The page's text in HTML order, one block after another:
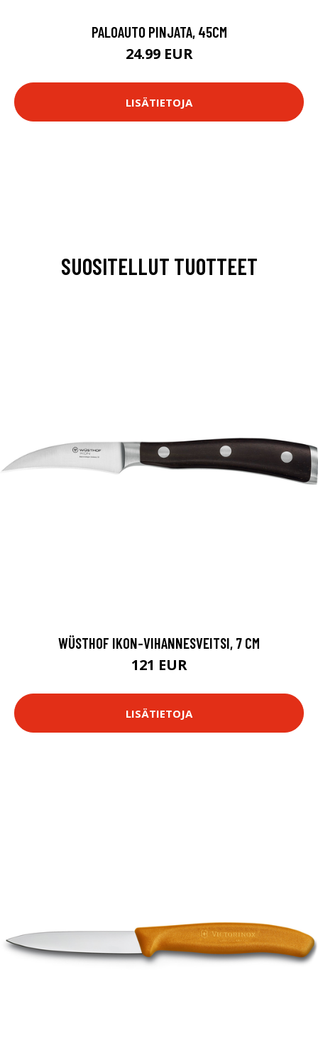
PALOAUTO PINJATA, 45CM
24.99 EUR
LISÄTIETOJA
SUOSITELLUT TUOTTEET
WÜSTHOF IKON-VIHANNESVEITSI, 7 CM
121 EUR
LISÄTIETOJA